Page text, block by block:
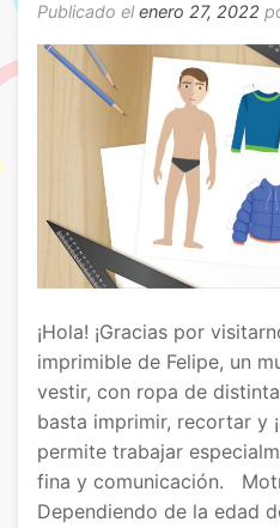
Publicado elenero 27, 2022
¡Hola! ¡Gracias por
imprimible de Felipe, un
vestir, con ropa de
basta imprimir, recortar y
permite trabajar
fina y comunicación.
Dependiendo de la edad